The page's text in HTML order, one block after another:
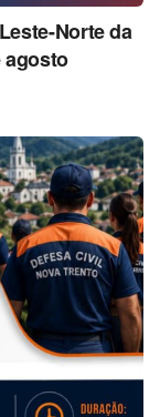
Norte da
agosto